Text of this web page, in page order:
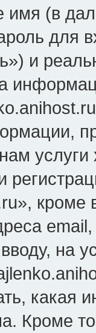
имя (в
для
и
кроме
на
какая
Кроме